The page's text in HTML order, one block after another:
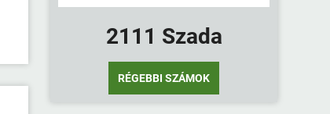
2111 Szada
RÉGEBBI SZÁMOK